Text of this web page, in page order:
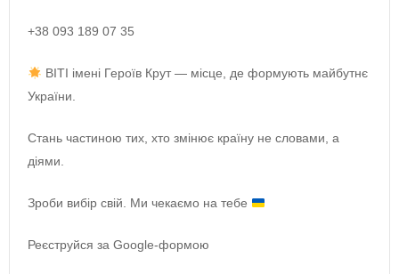
+38 093 189 07 35
ВІТІ імені Героїв Крут — місце, де формують майбутнє
України.
Стань частиною тих, хто змінює країну не словами, а
діями.
Зроби вибір свій. Ми чекаємо на тебе
Реєструйся за Google-формою